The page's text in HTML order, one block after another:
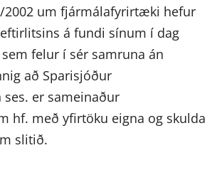
2002 um fjármálafyrirtæki hefur
á fundi sínum í dag
felur í sér samruna án
að Sparisjóður
ses. er sameinaður
hf. með yfirtöku eigna og skulda
slitið.